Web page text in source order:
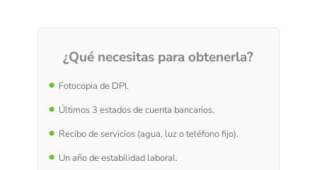
¿Qué necesitas para obtenerla?
Fotocopia de DPI.
Últimos 3 estados de cuenta bancarios.
Recibo de servicios (agua, luz o teléfono fijo).
Un año de estabilidad laboral.